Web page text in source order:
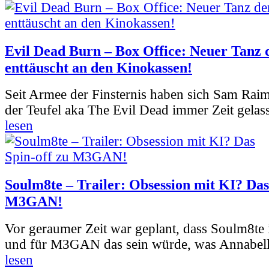
Evil Dead Burn – Box Office: Neuer Tanz
enttäuscht an den Kinokassen!
Seit Armee der Finsternis haben sich Sam
der Teufel aka The Evil Dead immer Zeit
lesen
Soulm8te – Trailer: Obsession mit KI?
M3GAN!
Vor geraumer Zeit war geplant, dass
und für M3GAN das sein würde, was
lesen